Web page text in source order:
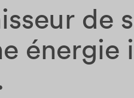
de